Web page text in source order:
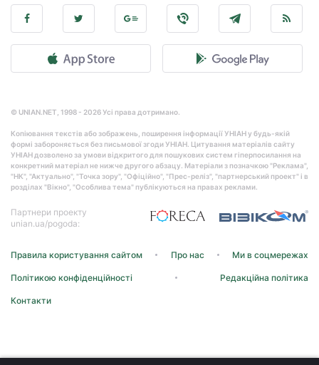
© UNIAN.NET, 1998 - 2026 Усі права дотримано.
Копіювання текстів або зображень, поширення інформації УНІАН у будь-якій
формі забороняється без письмової згоди УНІАН. Цитування матеріалів сайту
УНІАН дозволено за умови відкритого для пошукових систем гіперпосилання на
конкретний матеріал не нижче другого абзацу. Матеріали з позначкою "Реклама",
"НК", "Актуально", "Точка зору", "Офіційно", "Прес-реліз", "партнерський проект" і в
розділах "Вікно", "Особлива тема" публікуються на правах реклами.
Партнери проекту
unian.ua/pogoda:
Правила користування сайтом Про нас Ми в соцмережах
Політикою конфіденційності Редакційна політика
Контакти